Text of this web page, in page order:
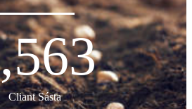
Cliant Sásta